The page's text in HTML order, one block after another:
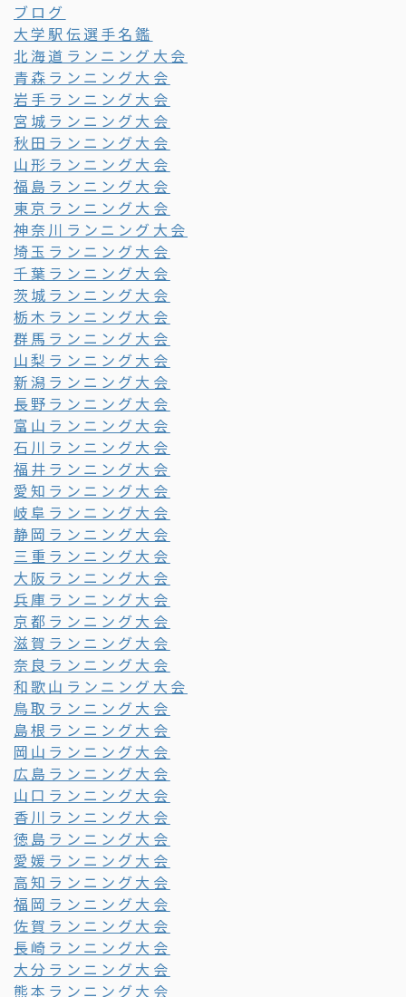
ブログ
大学駅伝選手名鑑
北海道ランニング大会
青森ランニング大会
岩手ランニング大会
宮城ランニング大会
秋田ランニング大会
山形ランニング大会
福島ランニング大会
東京ランニング大会
神奈川ランニング大会
埼玉ランニング大会
千葉ランニング大会
茨城ランニング大会
栃木ランニング大会
群馬ランニング大会
山梨ランニング大会
新潟ランニング大会
長野ランニング大会
富山ランニング大会
石川ランニング大会
福井ランニング大会
愛知ランニング大会
岐阜ランニング大会
静岡ランニング大会
三重ランニング大会
大阪ランニング大会
兵庫ランニング大会
京都ランニング大会
滋賀ランニング大会
奈良ランニング大会
和歌山ランニング大会
鳥取ランニング大会
島根ランニング大会
岡山ランニング大会
広島ランニング大会
山口ランニング大会
香川ランニング大会
徳島ランニング大会
愛媛ランニング大会
高知ランニング大会
福岡ランニング大会
佐賀ランニング大会
長崎ランニング大会
大分ランニング大会
熊本ランニング大会